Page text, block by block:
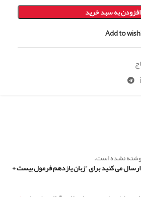
افزودن به سبد خرید
Add to
نشده است.
ارسال می کنید برای “زبان یازدهم فرمول بیست +